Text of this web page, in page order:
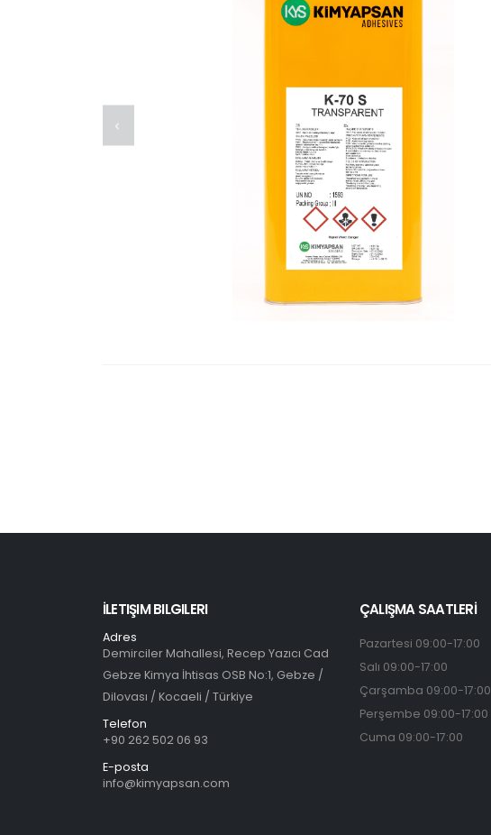
İLETIŞIM BILGILERI
Adres
Demirciler Mahallesi, Recep Yazıcı Cad
Gebze Kimya İhtisas OSB No:1, Gebze /
Dilovası / Kocaeli / Türkiye
Telefon
+90 262 502 06 93
E-posta
info@kimyapsan.com
ÇALIŞMA SAATLERİ
Pazartesi 09:00-17:00
Salı 09:00-17:00
Çarşamba 09:00-17:00
Perşembe 09:00-17:00
Cuma 09:00-17:00